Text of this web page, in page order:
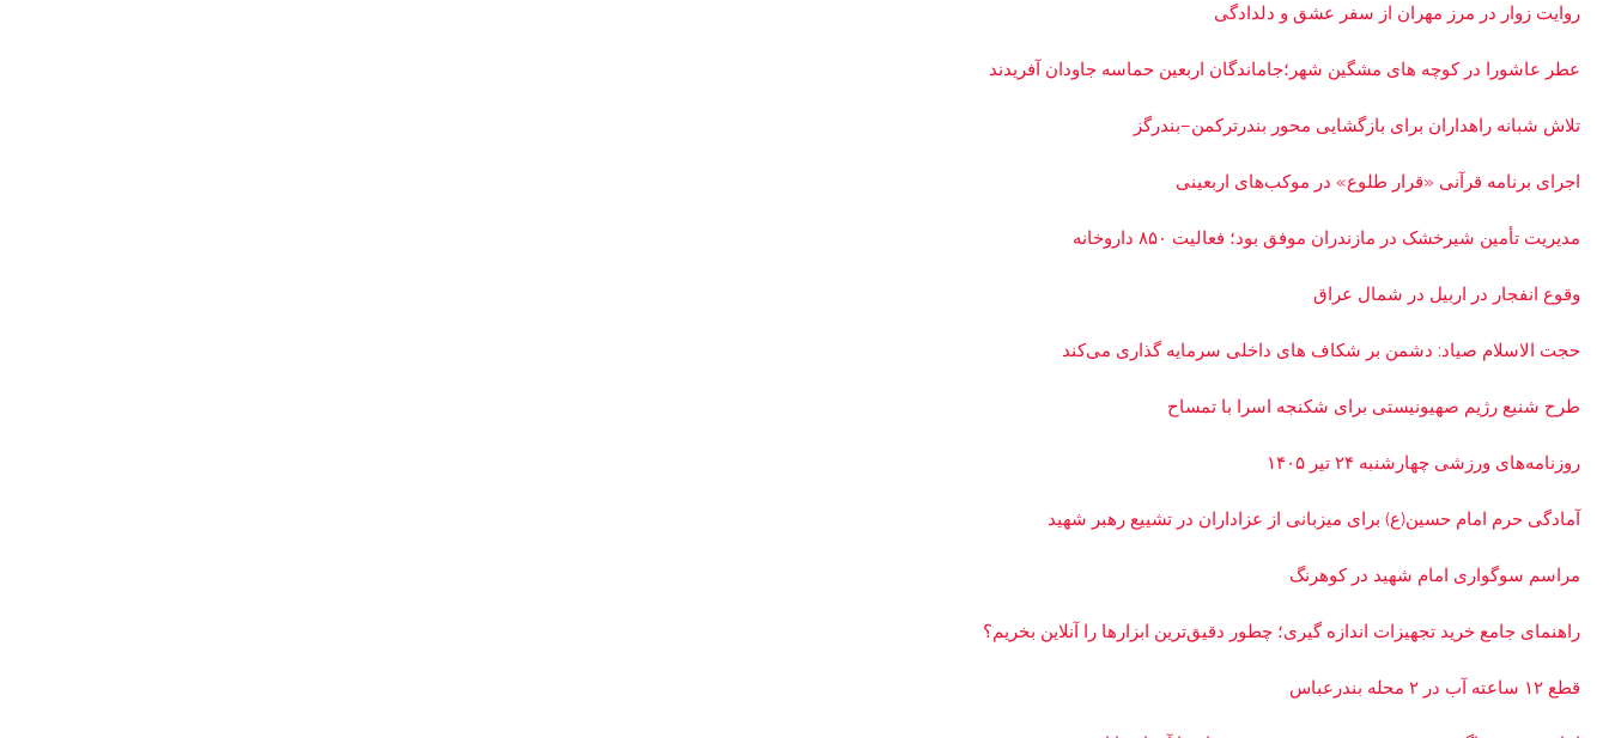
روایت زوار در مرز مهران از سفر عشق و دلدادگی
عطر عاشورا در کوچه های مشگین شهر؛جاماندگان اربعین حماسه جاودان آفریدند
تلاش شبانه راهداران برای بازگشایی محور بندرترکمن–بندرگز
اجرای برنامه قرآنی «قرار طلوع» در موکب‌های اربعینی
مدیریت تأمین شیرخشک در مازندران موفق بود؛ فعالیت ۸۵۰ داروخانه
وقوع انفجار در اربیل در شمال عراق
حجت الاسلام صیاد: دشمن بر شکاف‌ های داخلی سرمایه‌ گذاری می‌کند
طرح شنیع رژیم صهیونیستی برای شکنجه اسرا با تمساح
روزنامه‌های ورزشی چهارشنبه ۲۴ تیر ۱۴۰۵
آمادگی حرم امام حسین(ع) برای میزبانی از عزاداران در تشییع رهبر شهید
مراسم سوگواری امام شهید در کوهرنگ
راهنمای جامع خرید تجهیزات اندازه گیری؛ چطور دقیق‌ترین ابزارها را آنلاین بخریم؟
قطع ۱۲ ساعته آب در ۲ محله بندرعباس